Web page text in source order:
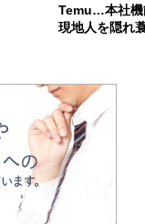
Temu…本社機
現地人を隠れ